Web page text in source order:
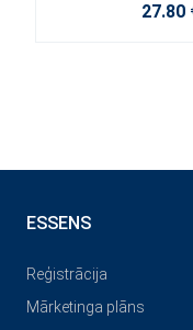
27.80
ESSENS
Reģistrācija
Mārketinga plāns